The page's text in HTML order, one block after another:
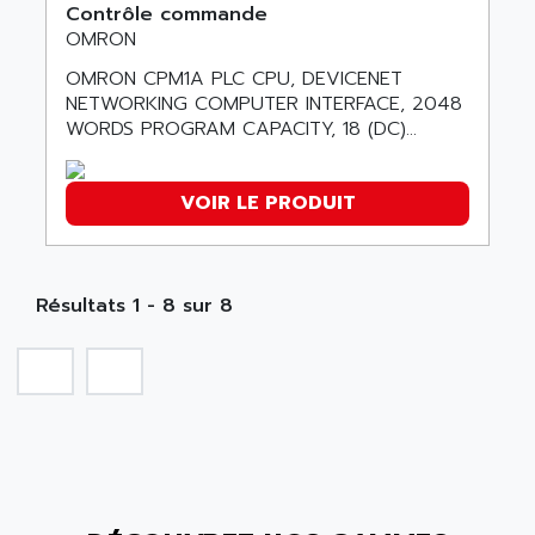
KDA
KDS
TDA
BUM
DIAX 4
CMS
PARVEX
ADANI PSC
ADAPTATER
ADAPTATIVE
ADAPTEC
ADAS
ADC AUTOMATICA
ADDA
ADEL SYSTEM
ADEPT
Contrôle commande
OMRON
OMRON CPM1A PLC CPU, DEVICENET
NETWORKING COMPUTER INTERFACE, 2048
WORDS PROGRAM CAPACITY, 18 (DC)...
VOIR LE PRODUIT
Résultats 1 - 8 sur 8